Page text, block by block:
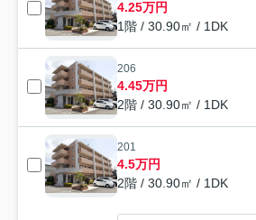
4.25万円
1階 / 30.90㎡ / 1DK
206
4.45万円
2階 / 30.90㎡ / 1DK
201
4.5万円
2階 / 30.90㎡ / 1DK